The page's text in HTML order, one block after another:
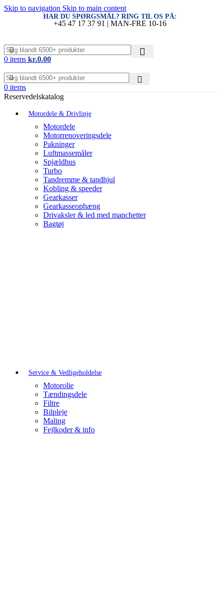
Skip to navigation Skip to main content
HAR DU SPØRGSMÅL? RING TIL OS PÅ:
+45 47 17 37 91 | MAN-FRE 10-16
0 items kr.0.00
0 items
Reservedelskatalog
Motordele & Drivlinje
Motordele
Motorrenoveringsdele
Pakninger
Luftmassemåler
Spjældhus
Turbo
Tandremme & tandhjul
Kobling & speeder
Gearkasser
Gearkasseophæng
Drivaksler & led med manchetter
Bagtøj
Service & Vedligeholdelse
Motorolie
Tændingsdele
Filtre
Bilpleje
Maling
Fejlkoder & info